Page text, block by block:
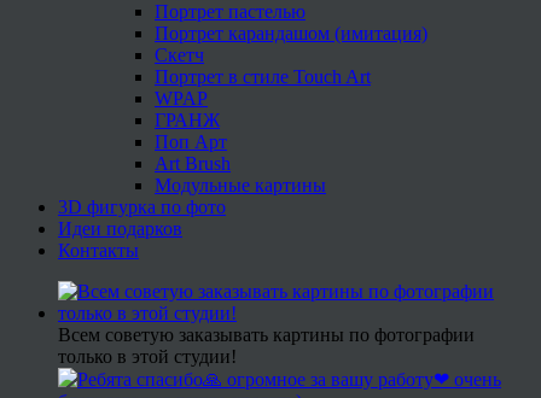
Портрет пастелью
Портрет карандашом (имитация)
Скетч
Портрет в стиле Touch Art
WPAP
ГРАНЖ
Поп Арт
Art Brush
Модульные картины
3D фигурка по фото
Идеи подарков
Контакты
Всем советую заказывать картины по фотографии
только в этой студии!